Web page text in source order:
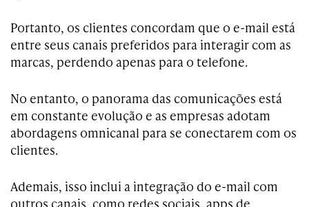
Portanto, os clientes concordam que o e-mail está
entre seus canais preferidos para interagir com as
marcas, perdendo apenas para o telefone.
No entanto, o panorama das comunicações está
em constante evolução e as empresas adotam
abordagens omnicanal para se conectarem com os
clientes.
Ademais, isso inclui a integração do e-mail com
outros canais, como redes sociais, apps de